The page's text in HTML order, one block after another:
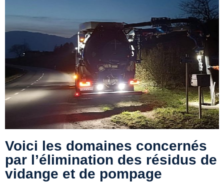
Voici les domaines concernés
par l’élimination des résidus de
vidange et de pompage